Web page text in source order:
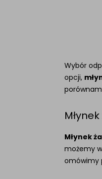
Wybór
opcji,
Młynek
możemy
omówimy